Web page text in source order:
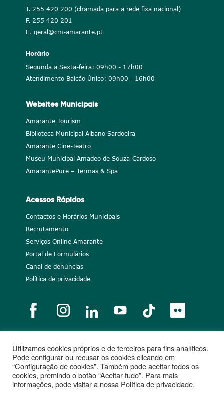
T. 255 420 200 (chamada para a rede fixa nacional)
F. 255 420 201
E. geral@cm-amarante.pt
Horário
Segunda a Sexta-feira: 09h00 - 17h00
Atendimento Balcão Único: 09h00 - 16h00
Websites Municipais
Amarante Tourism
Biblioteca Municipal Albano Sardoeira
Amarante Cine-Teatro
Museu Municipal Amadeo de Souza-Cardoso
AmarantePure – Termas & Spa
Acessos Rápidos
Contactos e Horários Municipais
Recrutamento
Serviços Online Amarante
Portal de Formulários
Canal de denúncias
Política de privacidade
Notícias Recrutamento Portugal 2020
União Europeia
Projetos cofinanciados
Utilizamos cookies próprios e de terceiros para fins analíticos.
Pode configurar ou recusar os cookies clicando em
“Configuração de cookies”. Também pode aceitar todos os
cookies, premindo o botão “Aceitar tudo”. Para mais
informações, pode visitar a nossa Política de privacidade.